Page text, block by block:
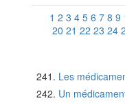
1 2 3 4 5 6 7 8 9
20 21 22 23 24
Les
Un